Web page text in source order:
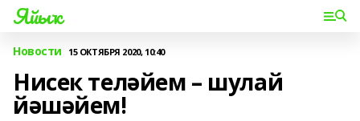
Яйыҡ
Новости 15 ОКТЯБРЯ 2020, 10:40
Нисек теләйем – шулай
йәшәйем!